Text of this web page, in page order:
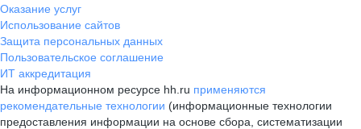
Оказание услуг
Использование сайтов
Защита персональных данных
Пользовательское соглашение
ИТ аккредитация
На информационном ресурсе hh.ru применяются
рекомендательные технологии (информационные технологии
предоставления информации на основе сбора, систематизации